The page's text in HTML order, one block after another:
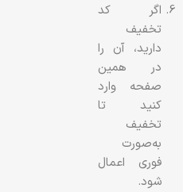
اگر کد
تخفیف
دارید، آن را
در همین
صفحه وارد
کنید تا
تخفیف
به‌صورت
فوری اعمال
شود.